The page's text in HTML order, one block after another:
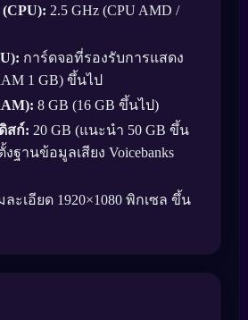
2.5 GHz (CPU AMD /
การ์ดจอที่รองรับการแสดง
1 GB) ขึ้นไป
8 GB (16 GB ขึ้นไป)
สก์: 20 GB (แนะนำ 50 GB ขึ้น
ฐานข้อมูลเสียง Voicebanks
ละเอียด 1920×1080 พิกเซล ขึ้น